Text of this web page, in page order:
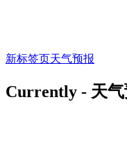
新标签页天气预报
Currently - 天